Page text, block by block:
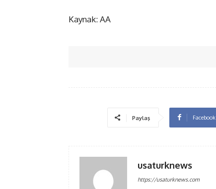
Kaynak: AA
Paylaş Facebook
usaturknews
https://usaturknews.com